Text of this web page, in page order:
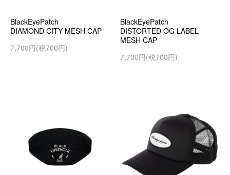
BlackEyePatch
DIAMOND CITY MESH CAP
7,700円(税700円)
BlackEyePatch
DISTORTED OG LABEL
MESH CAP
7,700円(税700円)